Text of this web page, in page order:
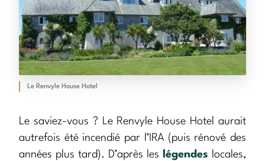
Le Renvyle House Hotel
Le saviez-vous ? Le Renvyle House Hotel aurait
autrefois été incendié par l’IRA (puis rénové des
années plus tard). D’après les
légendes locales,